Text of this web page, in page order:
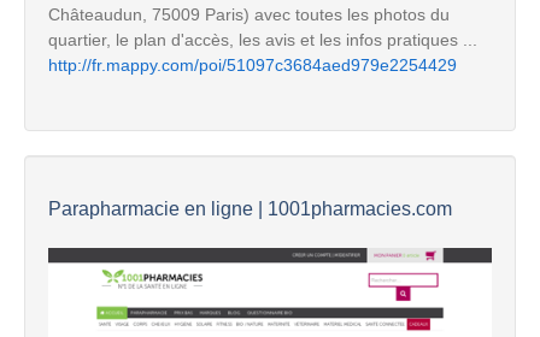
Châteaudun, 75009 Paris) avec toutes les photos du
quartier, le plan d'accès, les avis et les infos pratiques ...
http://fr.mappy.com/poi/51097c3684aed979e2254429
Parapharmacie en ligne | 1001pharmacies.com